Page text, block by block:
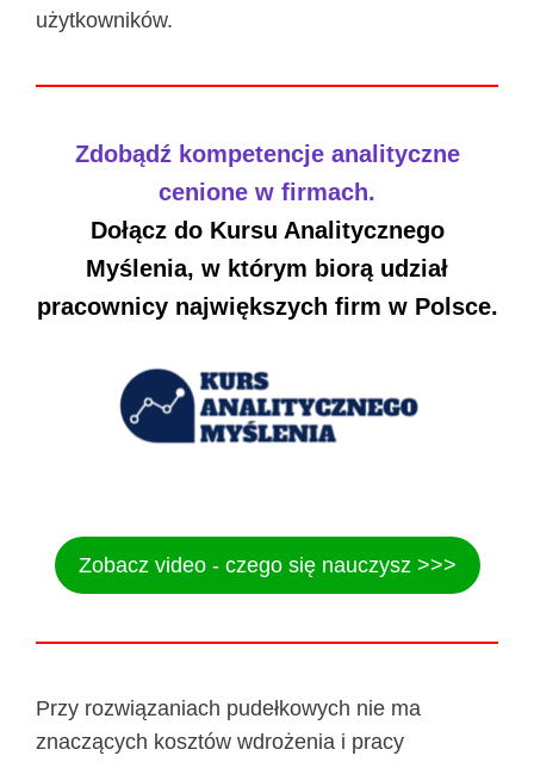
użytkowników.
Zdobądź kompetencje analityczne
cenione w firmach.
Dołącz do Kursu Analitycznego
Myślenia, w którym biorą udział
pracownicy największych firm w Polsce.
Zobacz video - czego się nauczysz >>>
Przy rozwiązaniach pudełkowych nie ma
znaczących kosztów wdrożenia i pracy